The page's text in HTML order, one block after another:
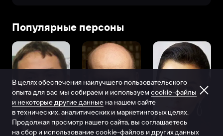
Популярные персоны
В целях обеспечения наилучшего пользовательского
опыта для вас мы собираем и используем cookie-файлы
и некоторые другие данные на нашем сайте
в технических, аналитических и маркетинговых целях.
Продолжая просмотр нашего сайта, вы соглашаетесь
на сбор и использование cookie-файлов и других данных